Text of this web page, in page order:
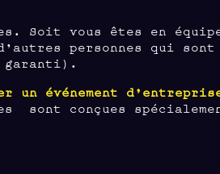
Soit vous êtes en
personnes qui sont
garanti).
événement
sont conçues